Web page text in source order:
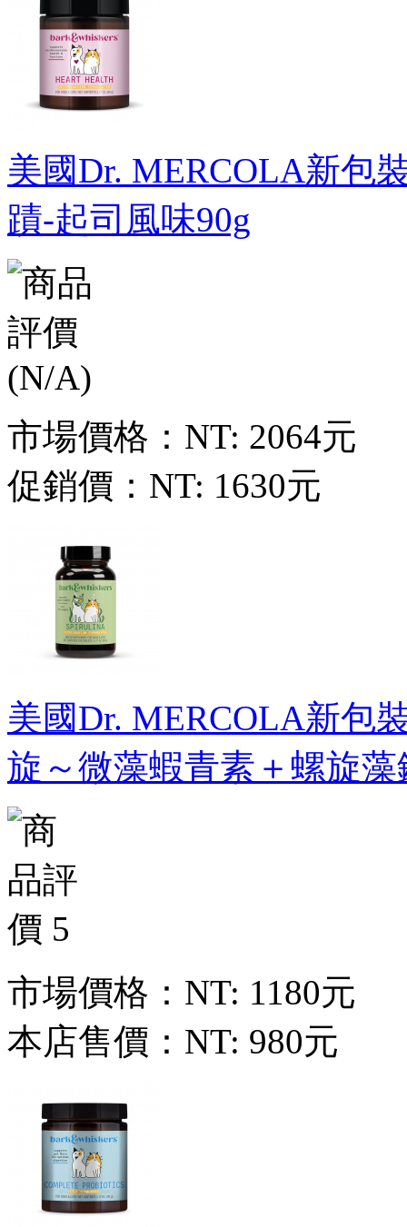
美國Dr. MERCOLA新包
蹟-起司風味90g
市場價格： NT: 2064元
促銷價： NT: 1630元
美國Dr. MERCOLA新包
旋～微藻蝦青素＋螺旋藻
市場價格： NT: 1180元
本店售價： NT: 980元